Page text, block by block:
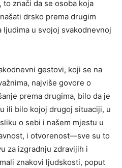
znači da se osoba koja
drsko prema drugim
u svojoj svakodnevnoj
gestovi, koji se na
najviše govore o
prema drugima, bilo da je
ili bilo kojoj drugoj situaciji, u
o sebi i našem mjestu u
i otvorenost—sve su to
za izgradnju zdravijih i
znakovi ljudskosti, poput